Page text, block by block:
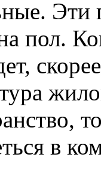
Эти
пол.
в